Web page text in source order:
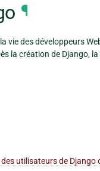
¶
vie des développeurs
la création de Django,
utilisateurs de Django